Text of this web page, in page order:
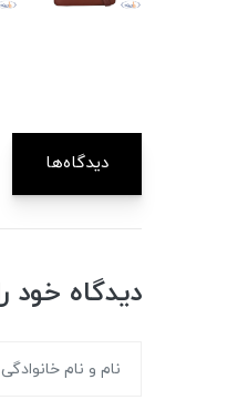
دیدگاه‌ها
دیدگاه خود